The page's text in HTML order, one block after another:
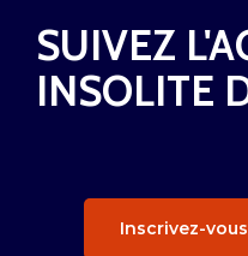
SUIVEZ
INSOLITE
Inscrivez-